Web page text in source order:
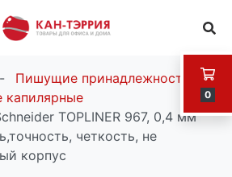
0
Пишущие принадлежности
капилярные
TOPLINER 967, 0,4 мм
четкость, не
корпус